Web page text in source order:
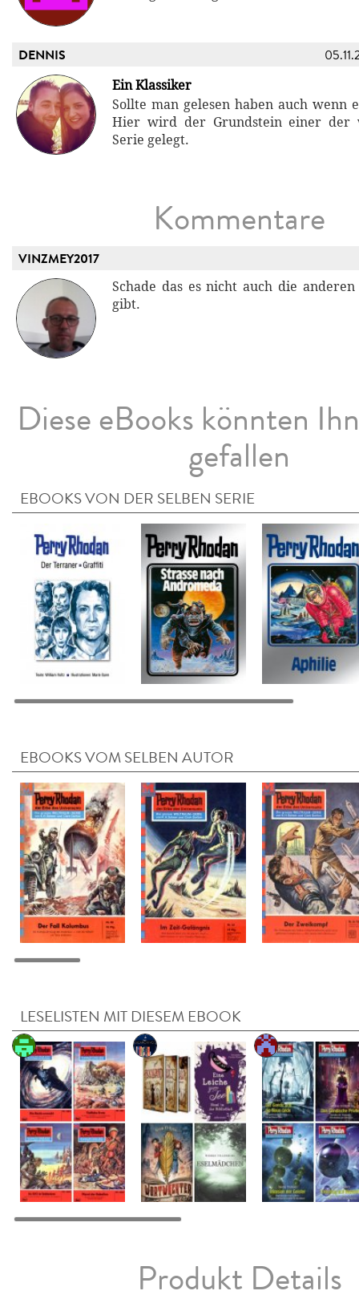
DENNIS
Ein Klassiker
Sollte man gelesen haben auch wenn
Hier wird der Grundstein einer der
Serie gelegt.
Kommentare
VINZMEY2017
Schade das es nicht auch die
gibt.
Diese eBooks könnten
gefallen
EBOOKS VON DER SELBEN SERIE
EBOOKS VOM SELBEN AUTOR
LESELISTEN MIT DIESEM EBOOK
Produkt Details